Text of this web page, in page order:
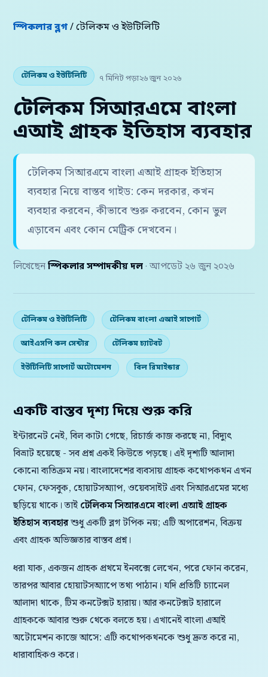
স্পিকলার ব্লগ/ টেলিকম ও ইউটিলিটি
টেলিকম ও ইউটিলিটি ৭ মিনিট পড়া২৬ জুন ২০২৬
টেলিকম সিআরএমে বাংলা
এআই গ্রাহক ইতিহাস ব্যবহার
টেলিকম সিআরএমে বাংলা এআই গ্রাহক ইতিহাস
ব্যবহার নিয়ে বাস্তব গাইড: কেন দরকার, কখন
ব্যবহার করবেন, কীভাবে শুরু করবেন, কোন ভুল
এড়াবেন এবং কোন মেট্রিক দেখবেন।
লিখেছেন স্পিকলার সম্পাদকীয় দল · আপডেট ২৬ জুন ২০২৬
টেলিকম ও ইউটিলিটি টেলিকম বাংলা এআই সাপোর্ট
আইএসপি কল সেন্টার টেলিকম চ্যাটবট
ইউটিলিটি সাপোর্ট অটোমেশন বিল রিমাইন্ডার
একটি বাস্তব দৃশ্য দিয়ে শুরু করি
ইন্টারনেট নেই, বিল কাটা গেছে, রিচার্জ কাজ করছে না, বিদ্যুৎ
বিভ্রাট হয়েছে - সব প্রশ্ন একই কিউতে পড়ছে। এই দৃশ্যটি আলাদা
কোনো ব্যতিক্রম নয়। বাংলাদেশের ব্যবসায় গ্রাহক কথোপকথন এখন
ফোন, ফেসবুক, হোয়াটসঅ্যাপ, ওয়েবসাইট এবং সিআরএমের মধ্যে
ছড়িয়ে থাকে। তাই টেলিকম সিআরএমে বাংলা এআই গ্রাহক
ইতিহাস ব্যবহারশুধু একটি ব্লগ টপিক নয়; এটি অপারেশন, বিক্রয়
এবং গ্রাহক অভিজ্ঞতার বাস্তব প্রশ্ন।
ধরা যাক, একজন গ্রাহক প্রথমে ইনবক্সে লেখেন, পরে ফোন করেন,
তারপর আবার হোয়াটসঅ্যাপে তথ্য পাঠান। যদি প্রতিটি চ্যানেল
আলাদা থাকে, টিম কনটেক্সট হারায়। আর কনটেক্সট হারালে
গ্রাহককে আবার শুরু থেকে বলতে হয়। এখানেই বাংলা এআই
অটোমেশন কাজে আসে: এটি কথোপকথনকে শুধু দ্রুত করে না,
ধারাবাহিকও করে।